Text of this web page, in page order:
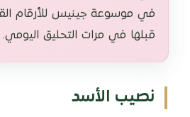
في موسوعة جينيس للأرقام
قبلها في مرات التحليق
نصيب الأسد